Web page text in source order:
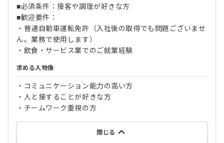
■必須条件：接客や調理が好きな方
■歓迎要件：
・普通自動車運転免許（入社後の取得でも問題ございませ
ん。業務で使用します）
・飲食・サービス業でのご就業経験
求める人物像
・コミュニケーション能力の高い方
・人と接することが好きな方
・チームワーク重視の方
閉じる